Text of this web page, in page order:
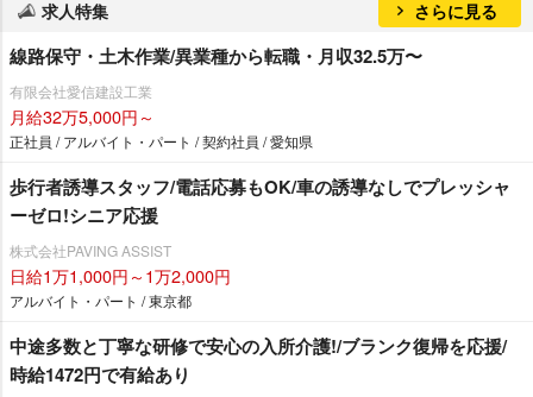
求人特集 さらに見る
線路保守・土木作業/異業種から転職・月収32.5万〜
有限会社愛信建設工業
月給32万5,000円～
正社員 / アルバイト・パート / 契約社員 / 愛知県
歩行者誘導スタッフ/電話応募もOK/車の誘導なしでプレッシャ
ーゼロ!シニア応援
株式会社PAVING ASSIST
日給1万1,000円～1万2,000円
アルバイト・パート / 東京都
中途多数と丁寧な研修で安心の入所介護!/ブランク復帰を応援/
時給1472円で有給あり